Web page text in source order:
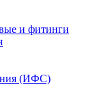
и фитинги
(ИФС)